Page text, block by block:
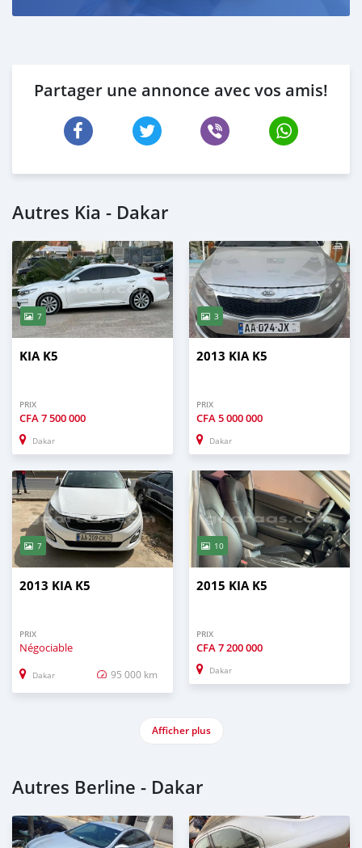
Partager une annonce avec vos amis!
Autres Kia - Dakar
7
KIA K5
PRIX
CFA7 500 000
Dakar
3
2013 KIA K5
PRIX
CFA5 000 000
Dakar
7
2013 KIA K5
PRIX
Négociable
Dakar 95 000 km
10
2015 KIA K5
PRIX
CFA7 200 000
Dakar
Afficher plus
Autres Berline - Dakar